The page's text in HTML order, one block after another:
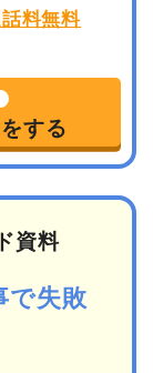
する
資料
で失敗